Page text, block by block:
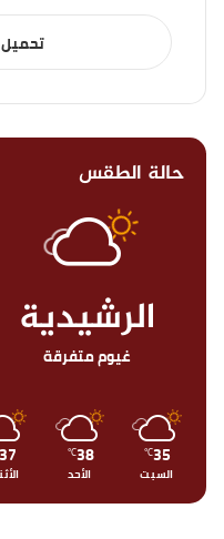
تحميل
حالة الطقس
الرشيدية
غيوم متفرقة
35
℃
السبت
38
℃
الأحد